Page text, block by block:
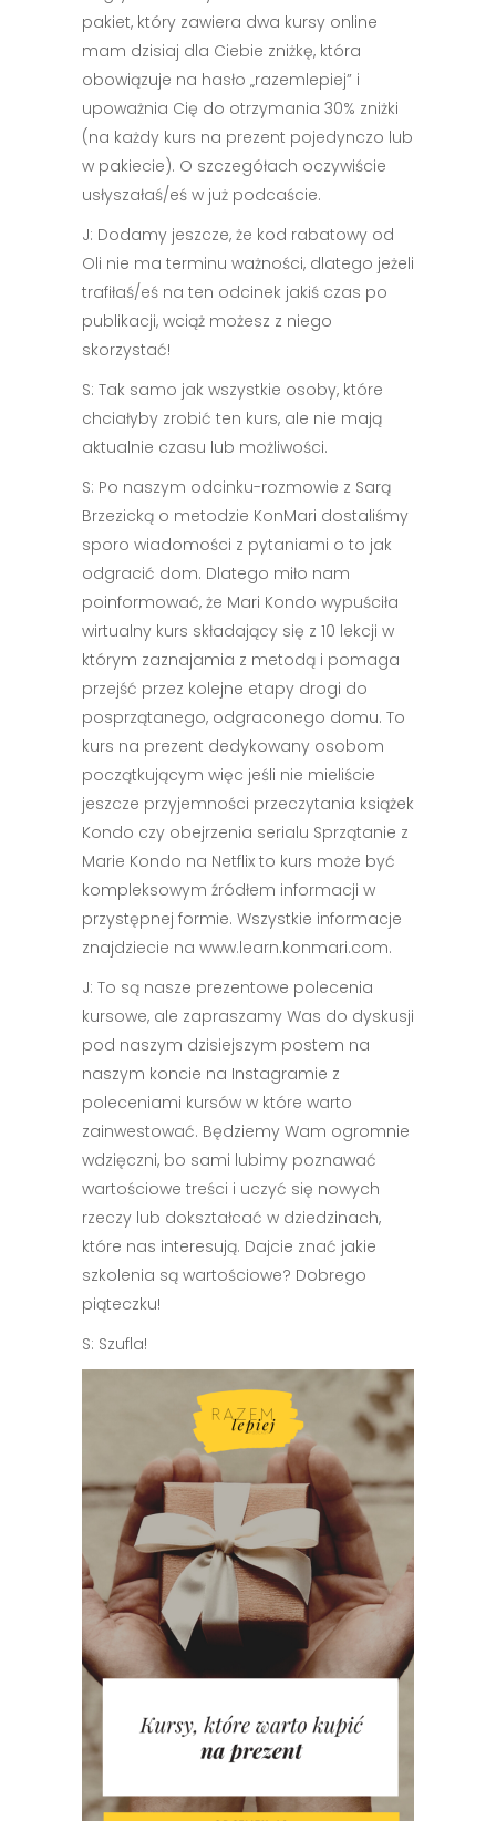
pakiet, który zawiera dwa kursy online
mam dzisiaj dla Ciebie zniżkę, która
obowiązuje na hasło „razemlepiej” i
upoważnia Cię do otrzymania 30% zniżki
(na każdy kurs na prezent pojedynczo lub
w pakiecie). O szczegółach oczywiście
usłyszałaś/eś w już podcaście.
J: Dodamy jeszcze, że kod rabatowy od
Oli nie ma terminu ważności, dlatego jeżeli
trafiłaś/eś na ten odcinek jakiś czas po
publikacji, wciąż możesz z niego
skorzystać!
S: Tak samo jak wszystkie osoby, które
chciałyby zrobić ten kurs, ale nie mają
aktualnie czasu lub możliwości.
S: Po naszym odcinku-rozmowie z Sarą
Brzezicką o metodzie KonMari dostaliśmy
sporo wiadomości z pytaniami o to jak
odgracić dom. Dlatego miło nam
poinformować, że Mari Kondo wypuściła
wirtualny kurs składający się z 10 lekcji w
którym zaznajamia z metodą i pomaga
przejść przez kolejne etapy drogi do
posprzątanego, odgraconego domu. To
kurs na prezent dedykowany osobom
początkującym więc jeśli nie mieliście
jeszcze przyjemności przeczytania książek
Kondo czy obejrzenia serialu Sprzątanie z
Marie Kondo na Netflix to kurs może być
kompleksowym źródłem informacji w
przystępnej formie. Wszystkie informacje
znajdziecie na www.learn.konmari.com.
J: To są nasze prezentowe polecenia
kursowe, ale zapraszamy Was do dyskusji
pod naszym dzisiejszym postem na
naszym koncie na Instagramie z
poleceniami kursów w które warto
zainwestować. Będziemy Wam ogromnie
wdzięczni, bo sami lubimy poznawać
wartościowe treści i uczyć się nowych
rzeczy lub dokształcać w dziedzinach,
które nas interesują. Dajcie znać jakie
szkolenia są wartościowe? Dobrego
piąteczku!
S: Szufla!